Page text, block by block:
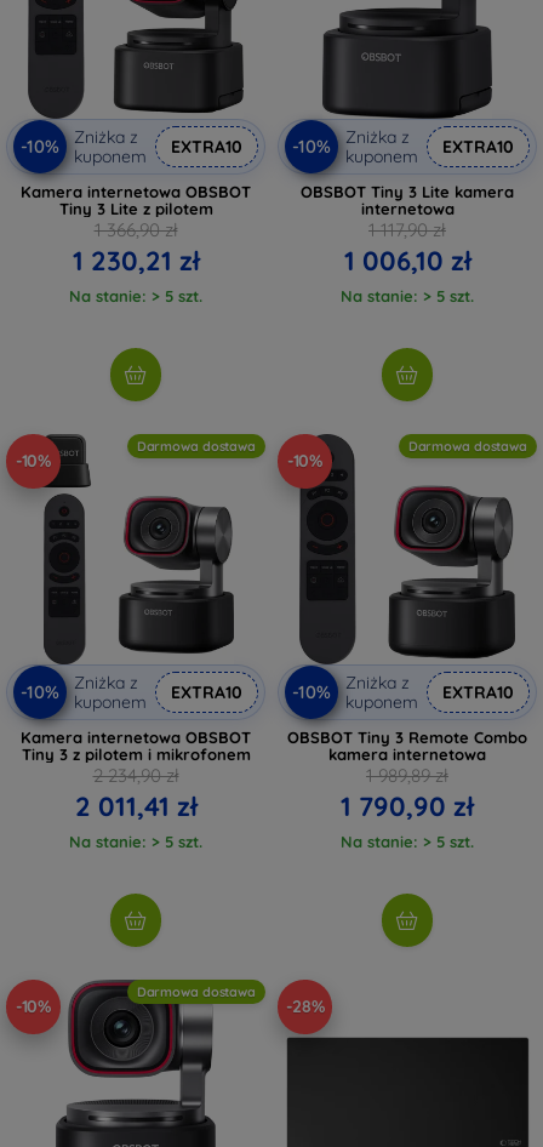
-10%
Zniżka z
kuponem
EXTRA10
Kamera internetowa OBSBOT
Tiny 3 Lite z pilotem
1 366,90 zł
1 230,21 zł
Na stanie: > 5 szt.
-10%
Zniżka z
kuponem
EXTRA10
OBSBOT Tiny 3 Lite kamera
internetowa
1 117,90 zł
1 006,10 zł
Na stanie: > 5 szt.
-10%
Darmowa dostawa
-10%
Zniżka z
kuponem
EXTRA10
Kamera internetowa OBSBOT
Tiny 3 z pilotem i mikrofonem
2 234,90 zł
2 011,41 zł
Na stanie: > 5 szt.
-10%
Darmowa dostawa
-10%
Zniżka z
kuponem
EXTRA10
OBSBOT Tiny 3 Remote Combo
kamera internetowa
1 989,89 zł
1 790,90 zł
Na stanie: > 5 szt.
-10%
Darmowa dostawa
-28%